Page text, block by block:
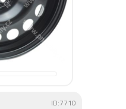
ID:7710